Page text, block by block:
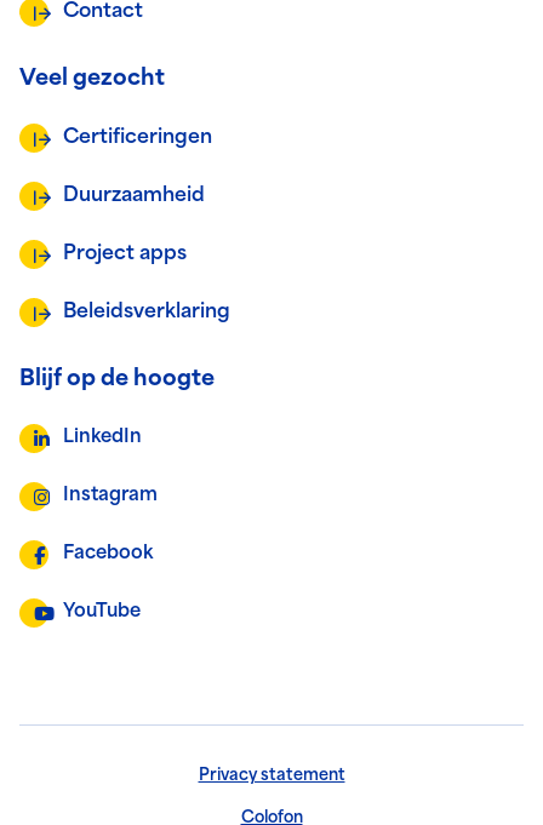
Contact
Veel gezocht
Certificeringen
Duurzaamheid
Project apps
Beleidsverklaring
Blijf op de hoogte
LinkedIn
Instagram
Facebook
YouTube
Privacy statement
Colofon